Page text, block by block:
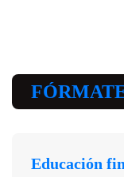
Educación